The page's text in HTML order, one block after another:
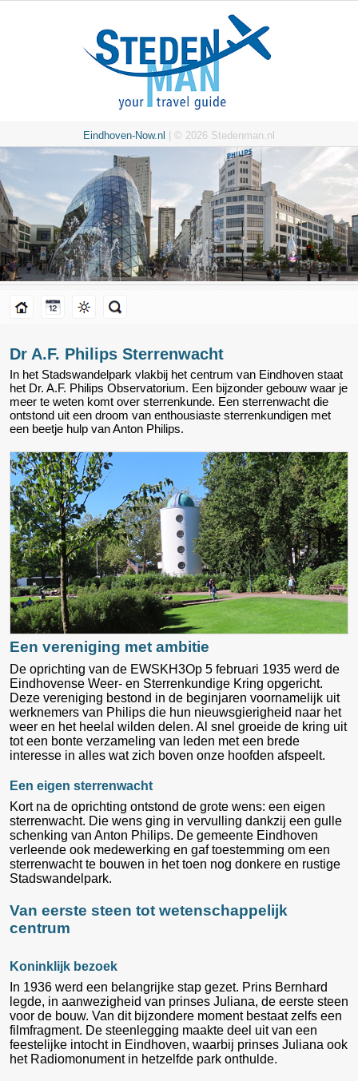
Eindhoven-Now.nl | © 2026 Stedenman.nl
Dr A.F. Philips Sterrenwacht
In het Stadswandelpark vlakbij het centrum van Eindhoven staat
het Dr. A.F. Philips Observatorium. Een bijzonder gebouw waar je
meer te weten komt over sterrenkunde. Een sterrenwacht die
ontstond uit een droom van enthousiaste sterrenkundigen met
een beetje hulp van Anton Philips.
Een vereniging met ambitie
De oprichting van de EWSKH3Op 5 februari 1935 werd de
Eindhovense Weer- en Sterrenkundige Kring opgericht.
Deze vereniging bestond in de beginjaren voornamelijk uit
werknemers van Philips die hun nieuwsgierigheid naar het
weer en het heelal wilden delen. Al snel groeide de kring uit
tot een bonte verzameling van leden met een brede
interesse in alles wat zich boven onze hoofden afspeelt.
Een eigen sterrenwacht
Kort na de oprichting ontstond de grote wens: een eigen
sterrenwacht. Die wens ging in vervulling dankzij een gulle
schenking van Anton Philips. De gemeente Eindhoven
verleende ook medewerking en gaf toestemming om een
sterrenwacht te bouwen in het toen nog donkere en rustige
Stadswandelpark.
Van eerste steen tot wetenschappelijk
centrum
Koninklijk bezoek
In 1936 werd een belangrijke stap gezet. Prins Bernhard
legde, in aanwezigheid van prinses Juliana, de eerste steen
voor de bouw. Van dit bijzondere moment bestaat zelfs een
filmfragment. De steenlegging maakte deel uit van een
feestelijke intocht in Eindhoven, waarbij prinses Juliana ook
het Radiomonument in hetzelfde park onthulde.